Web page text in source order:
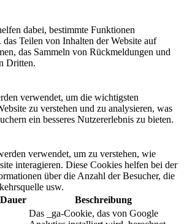
dabei, bestimmte Funktionen
Teilen von Inhalten der Website auf
das Sammeln von Rückmeldungen und
Dritten.
verwendet, um die wichtigsten
zu verstehen und zu analysieren, was
ein besseres Nutzererlebnis zu bieten.
verwendet, um zu verstehen, wie
interagieren. Diese Cookies helfen bei der
über die Anzahl der Besucher, die
usw.
Dauer Beschreibung
Das _ga-Cookie, das von Google